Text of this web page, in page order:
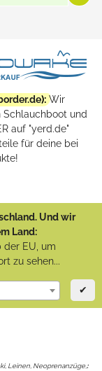
): Wir
Schlauchboot und
auf "yerd.de"
für deine bei
Und wir
Land:
der EU, um
zu sehen...
✔
Leinen, Neoprenanzüge,: